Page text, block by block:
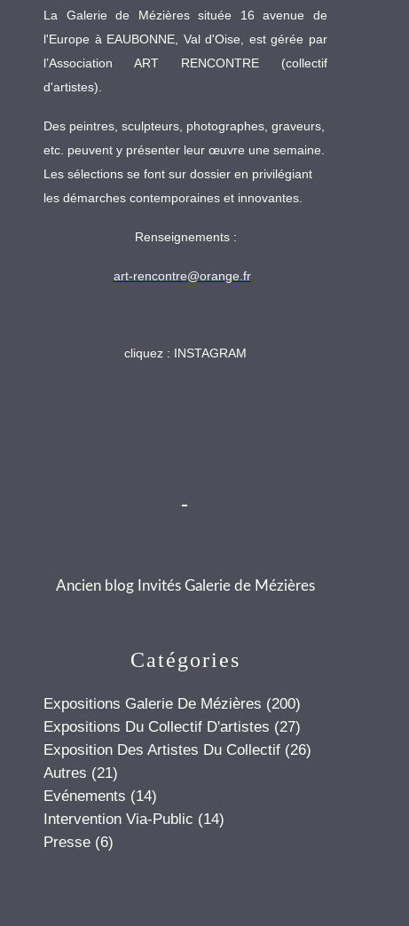
Catégories
Expositions Galerie De Mézières (200)
Expositions Du Collectif D'artistes (27)
Exposition Des Artistes Du Collectif (26)
Autres (21)
Evénements (14)
Intervention Via-Public (14)
Presse (6)
La Galerie de Mézières située 16 avenue de
l'Europe à EAUBONNE, Val d'Oise, est gérée par
l’Association ART RENCONTRE (collectif
d'artistes).
Des peintres, sculpteurs, photographes, graveurs,
etc. peuvent y présenter leur œuvre une semaine.
Les sélections se font sur dossier en privilégiant
les démarches contemporaines et innovantes.
Renseignements :
art-rencontre@orange.fr
cliquez : INSTAGRAM
-
Ancien blog Invités Galerie de Mézières